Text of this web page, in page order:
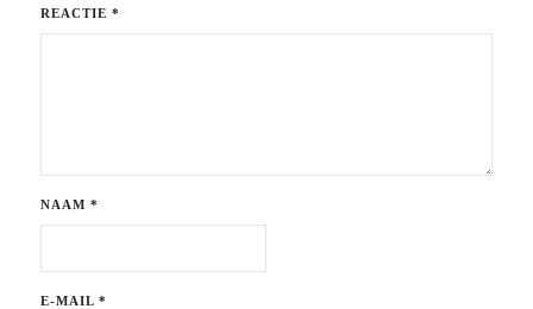
REACTIE *
NAAM *
E-MAIL *